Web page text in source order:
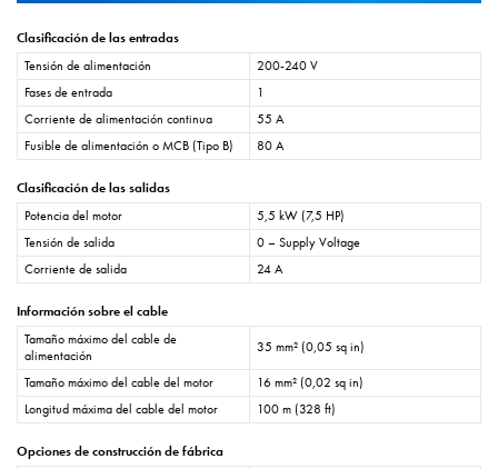
Clasificación de las entradas
Tensión de alimentación
200-240 V
Fases de entrada
1
Corriente de alimentación continua
55 A
Fusible de alimentación o MCB (Tipo B)
80 A
Clasificación de las salidas
Potencia del motor
5,5 kW (7,5 HP)
Tensión de salida
0 – Supply Voltage
Corriente de salida
24 A
Información sobre el cable
Tamaño máximo del cable de
alimentación
35 mm² (0,05 sq in)
Tamaño máximo del cable del motor
16 mm² (0,02 sq in)
Longitud máxima del cable del motor
100 m (328 ft)
Opciones de construcción de fábrica